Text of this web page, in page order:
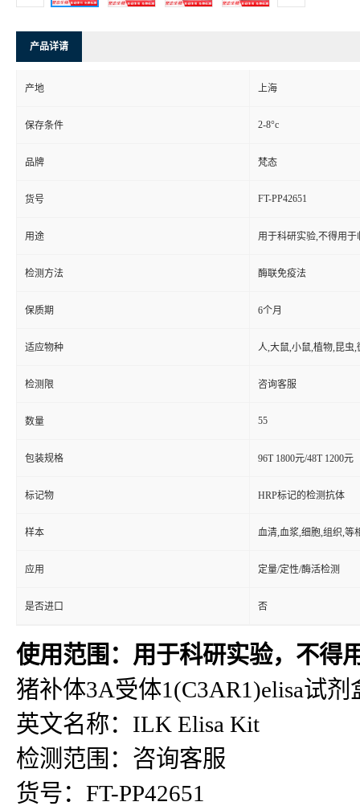
产品详请
产地 上海
保存条件 2-8°c
品牌 梵态
货号 FT-PP42651
用途 用于科研实验,不得用于
检测方法 酶联免疫法
保质期 6个月
适应物种 人,大鼠,小鼠,植物,昆虫,
检测限 咨询客服
数量 55
包装规格 96T 1800元/48T 1200元
标记物 HRP标记的检测抗体
样本 血清,血浆,细胞,组织,等
应用 定量/定性/酶活检测
是否进口 否
使用范围：用于科研实验，不得
猪补体3A受体1(C3AR1)elisa试剂
英文名称：ILK Elisa Kit
检测范围：咨询客服
货号：FT-PP42651